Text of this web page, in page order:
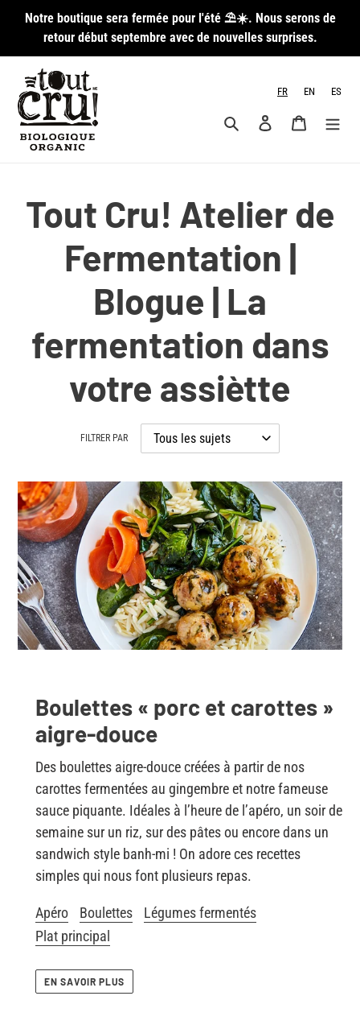
Passer
contenu
Notre boutique sera fermée pour l'été ⛱️☀️. Nous serons de
retour début septembre avec de nouvelles surprises.
FR EN ES
RechercherSe connecter
Panier
Tout Cru! Atelier de
Fermentation |
Blogue | La
fermentation dans
votre assiètte
FILTRER PAR
Boulettes « porc et carottes »
aigre-douce
Des boulettes aigre-douce créées à partir de nos
carottes fermentées au gingembre et notre fameuse
sauce piquante. Idéales à l’heure de l’apéro, un soir de
semaine sur un riz, sur des pâtes ou encore dans un
sandwich style banh-mi ! On adore ces recettes
simples qui nous font plusieurs repas.
Apéro Boulettes
Légumes fermentés
Plat principal
EN SAVOIR PLUS